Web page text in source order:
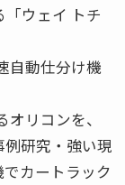
ウェイ トチ
自動仕分け機
リコンを、
研究・強い現
でカートラック